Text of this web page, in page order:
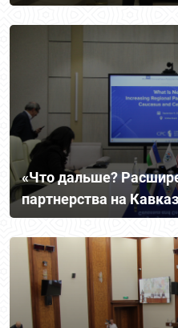
наследию Абая
«Что дальше?
партнерства на